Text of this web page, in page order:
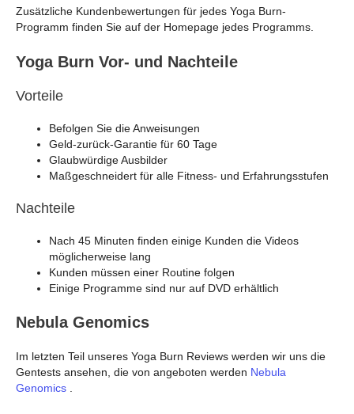
Zusätzliche Kundenbewertungen für jedes Yoga Burn-
Programm finden Sie auf der Homepage jedes Programms.
Yoga Burn Vor- und Nachteile
Vorteile
Befolgen Sie die Anweisungen
Geld-zurück-Garantie für 60 Tage
Glaubwürdige Ausbilder
Maßgeschneidert für alle Fitness- und Erfahrungsstufen
Nachteile
Nach 45 Minuten finden einige Kunden die Videos
möglicherweise lang
Kunden müssen einer Routine folgen
Einige Programme sind nur auf DVD erhältlich
Nebula Genomics
Im letzten Teil unseres Yoga Burn Reviews werden wir uns die
Gentests ansehen, die von angeboten werden Nebula
Genomics .